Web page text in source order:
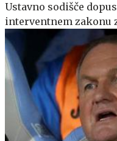
Ustavno sodišče
interventnem zakonu